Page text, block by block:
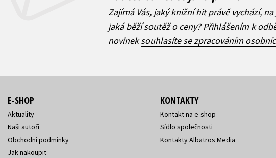
Zajímá Vás, jaký knižní hit právě vychází,
jaká běží soutěž o ceny? Přihlášením k
novineksouhlasíte se zpracováním
E-SHOP
Aktuality
Naši autoři
Obchodní podmínky
Jak nakoupit
KONTAKTY
Kontakt na e-shop
Sídlo společnosti
Kontakty Albatros Media